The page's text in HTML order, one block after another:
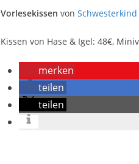
Vorlesekissen von Schwesterkind
Kissen von Hase & Igel: 48€,
merken
teilen
teilen